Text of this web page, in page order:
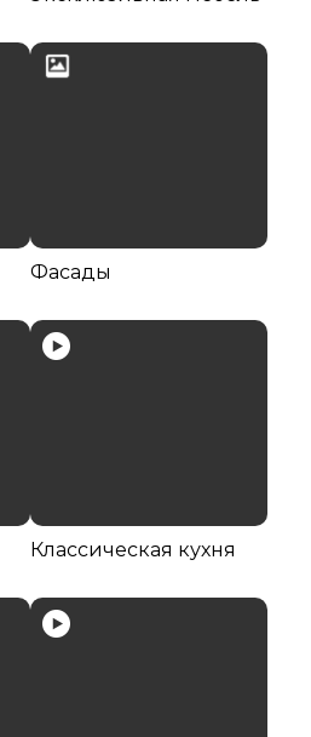
Фасады
Классическая кухня